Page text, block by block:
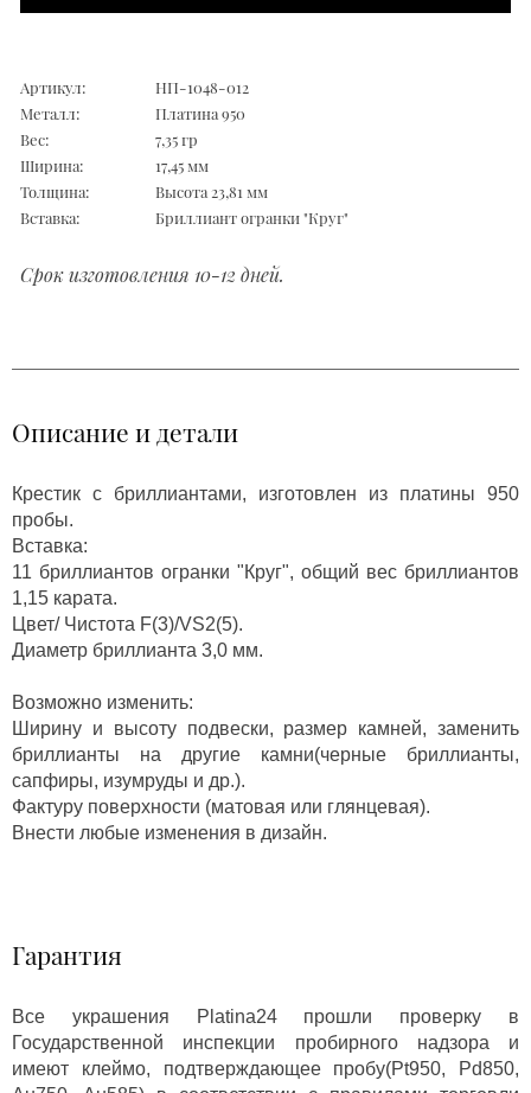
Артикул:
НП-1048-012
Металл:
Платина 950
Вес:
7,35 гр
Ширина:
17,45 мм
Толщина:
Высота 23,81 мм
Вставка:
Бриллиант огранки "Круг"
Срок изготовления 10-12 дней.
Описание и детали
Крестик с бриллиантами, изготовлен из платины 950
пробы.
Вставка:
11 бриллиантов огранки "Круг", общий вес бриллиантов
1,15 карата.
Цвет/ Чистота F(3)/VS2(5).
Диаметр бриллианта 3,0 мм.
Возможно изменить:
Ширину и высоту подвески, размер камней, заменить
бриллианты на другие камни(черные бриллианты,
сапфиры, изумруды и др.).
Фактуру поверхности (матовая или глянцевая).
Внести любые изменения в дизайн.
Гарантия
Все украшения Platina24 прошли проверку в
Государственной инспекции пробирного надзора и
имеют клеймо, подтверждающее пробу(Pt950, Pd850,